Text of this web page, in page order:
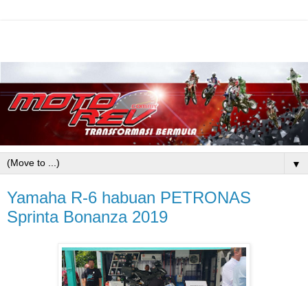
▼
Yamaha R-6 habuan PETRONAS
Sprinta Bonanza 2019